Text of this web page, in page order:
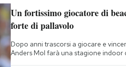
Un fortissimo giocatore di
forte di pallavolo
Dopo anni trascorsi a giocare e
Anders Mol farà una stagione indoor